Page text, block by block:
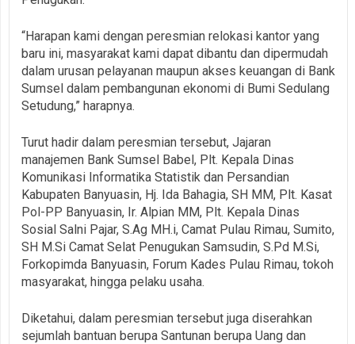
“Harapan kami dengan peresmian relokasi kantor yang
baru ini, masyarakat kami dapat dibantu dan dipermudah
dalam urusan pelayanan maupun akses keuangan di Bank
Sumsel dalam pembangunan ekonomi di Bumi Sedulang
Setudung,” harapnya.
Turut hadir dalam peresmian tersebut, Jajaran
manajemen Bank Sumsel Babel, Plt. Kepala Dinas
Komunikasi Informatika Statistik dan Persandian
Kabupaten Banyuasin, Hj. Ida Bahagia, SH MM, Plt. Kasat
Pol-PP Banyuasin, Ir. Alpian MM, Plt. Kepala Dinas
Sosial Salni Pajar, S.Ag MH.i, Camat Pulau Rimau, Sumito,
SH M.Si Camat Selat Penugukan Samsudin, S.Pd M.Si,
Forkopimda Banyuasin, Forum Kades Pulau Rimau, tokoh
masyarakat, hingga pelaku usaha.
Diketahui, dalam peresmian tersebut juga diserahkan
sejumlah bantuan berupa Santunan berupa Uang dan